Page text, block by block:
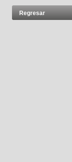
Regresar